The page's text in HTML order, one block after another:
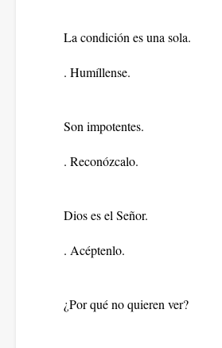
La condición es una sola.
. Humíllense.
Son impotentes.
. Reconózcalo.
Dios es el Señor.
. Acéptenlo.
¿Por qué no quieren ver?